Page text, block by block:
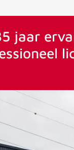
gratis verstuurd
jaar